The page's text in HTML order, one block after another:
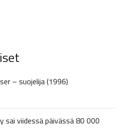
– suojelija (1996)
sai viidessä päivässä 80 000